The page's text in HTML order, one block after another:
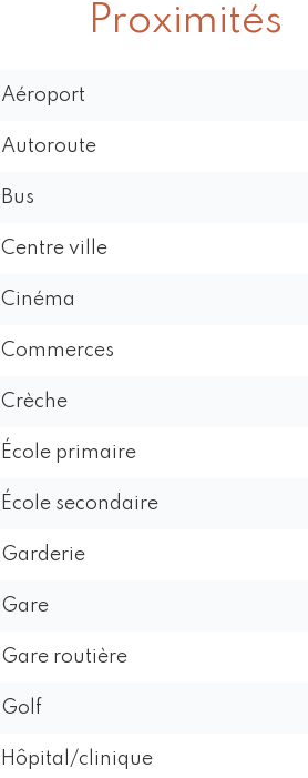
Proximités
Aéroport
Autoroute
Bus
Centre ville
Cinéma
Commerces
Crèche
École primaire
École secondaire
Garderie
Gare
Gare routière
Golf
Hôpital/clinique